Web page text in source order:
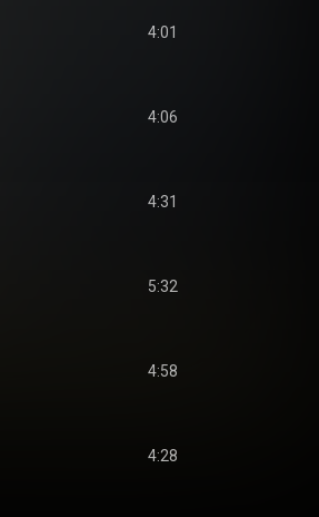
4:01
4:06
4:31
5:32
4:58
4:28